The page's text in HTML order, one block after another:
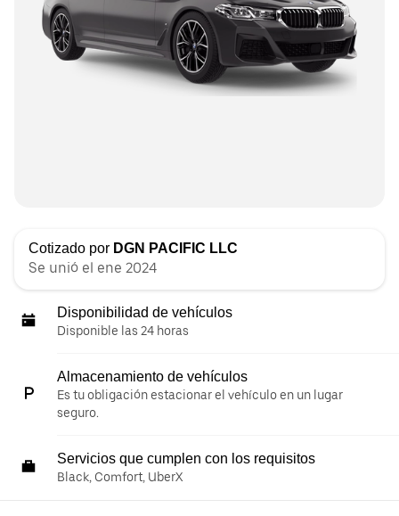
Cotizado por DGN PACIFIC LLC
Se unió el ene 2024
Disponibilidad de vehículos
Disponible las 24 horas
Almacenamiento de vehículos
Es tu obligación estacionar el vehículo en un lugar
seguro.
Servicios que cumplen con los requisitos
Black, Comfort, UberX